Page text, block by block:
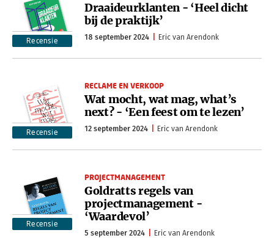
Recensie
Draaideurklanten - ‘Heel dicht
bij de praktijk’
18 september 2024 Eric van Arendonk
Recensie
RECLAME EN VERKOOP
Wat mocht, wat mag, what’s
next? - ‘Een feest om te lezen’
12 september 2024 Eric van Arendonk
Recensie
PROJECTMANAGEMENT
Goldratts regels van
projectmanagement -
‘Waardevol’
5 september 2024 Eric van Arendonk